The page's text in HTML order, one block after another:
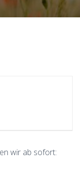
wir ab sofort: